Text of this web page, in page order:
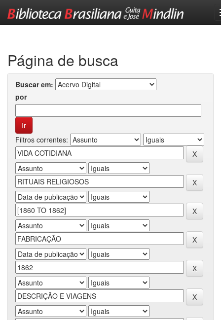
Página de busca
Buscar em:
por
Filtros correntes: